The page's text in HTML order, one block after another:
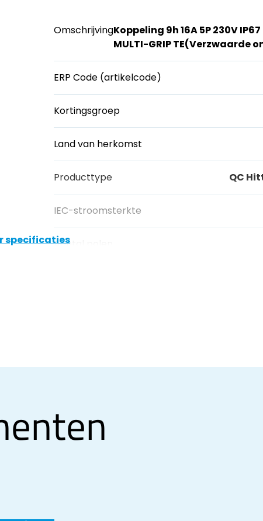
OmschrijvingKoppeling 9h 16A 5P 230V
MULTI-GRIP TE(Verzwaarde
ERP Code (artikelcode)
Kortingsgroep
Land van herkomst
Producttype QC
IEC-stroomsterkte
Aantal polen
specificaties